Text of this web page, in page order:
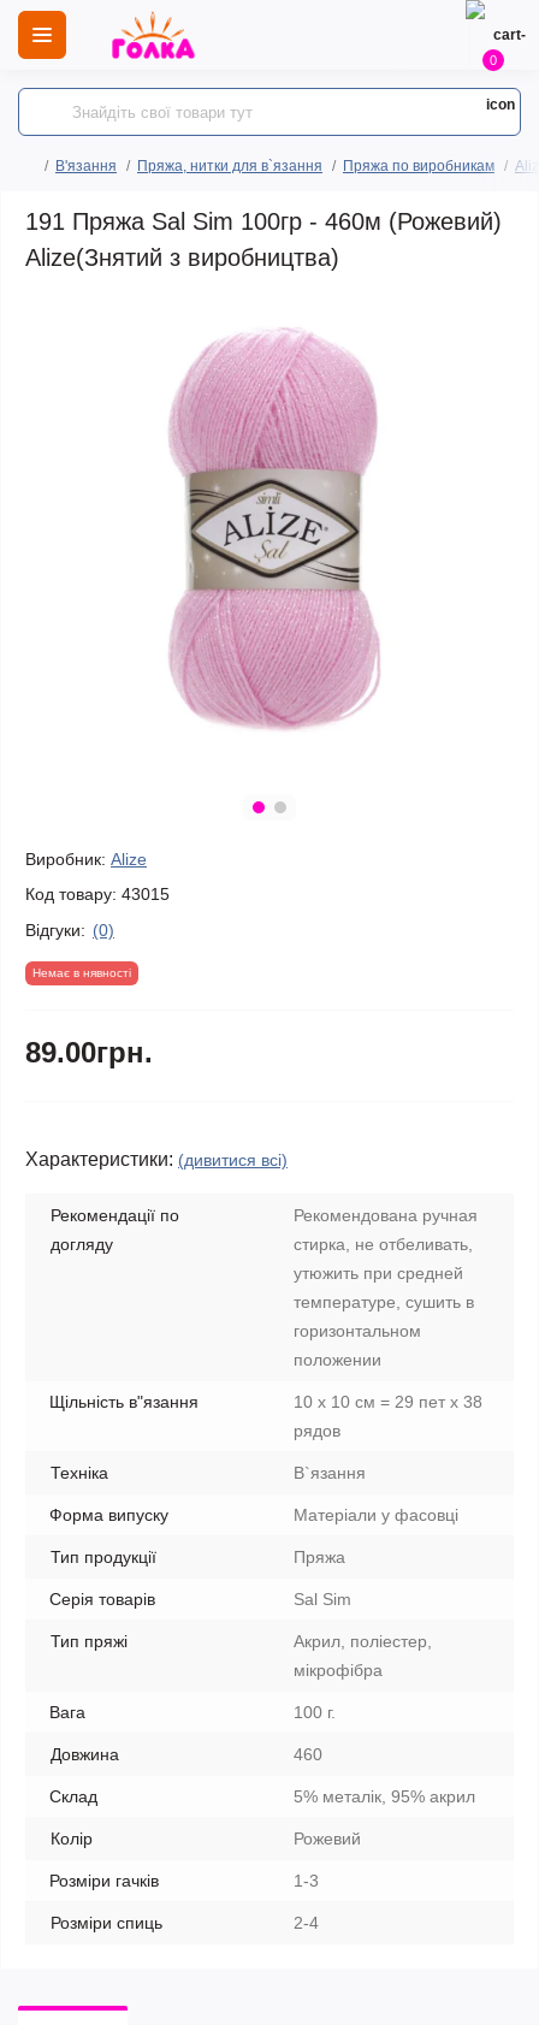
0
В'язання Пряжа, нитки для в`язання Пряжа по виробникам
191 Пряжа Sal Sim 100гр - 460м (Рожевий)
Alize(Знятий з виробництва)
Виробник: Alize
Код товару: 43015
Відгуки: (0)
Немає в нявності
89.00грн.
Характеристики: (дивитися всі)
Рекомендації по
догляду
Рекомендована ручная
стирка, не отбеливать,
утюжить при средней
температуре, сушить в
горизонтальном
положении
Щільність в"язання
10 х 10 см = 29 пет х 38
рядов
Техніка В`язання
Форма випуску Матеріали у фасовці
Тип продукції Пряжа
Серія товарів Sal Sim
Тип пряжі
Акрил, поліестер,
мікрофібра
Вага 100 г.
Довжина 460
Склад 5% металік, 95% акрил
Колір Рожевий
Розміри гачків 1-3
Розміри спиць 2-4